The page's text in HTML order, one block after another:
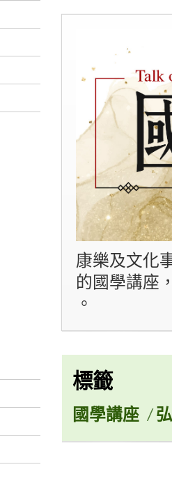
康樂及文化
的國學講座
。
標籤
國學講座 /